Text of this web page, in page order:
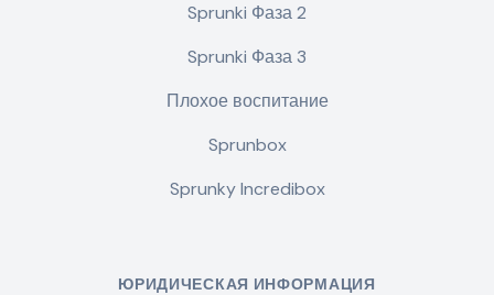
Sprunki Фаза 2
Sprunki Фаза 3
Плохое воспитание
Sprunbox
Sprunky Incredibox
ЮРИДИЧЕСКАЯ ИНФОРМАЦИЯ